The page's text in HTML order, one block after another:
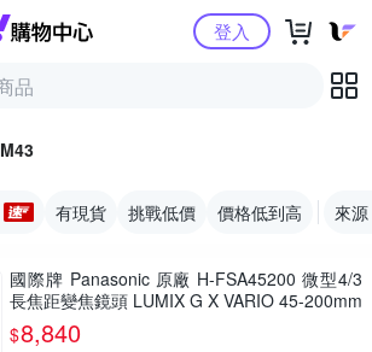
Yahoo購物中心登入
M43
有現貨 挑戰低價 價格低到高 來源
國際牌 Panasonic 原廠 H-FSA45200 微型4/3
長焦距變焦鏡頭 LUMIX G X VARIO 45-200mm
單眼鏡頭 相機
$8,840